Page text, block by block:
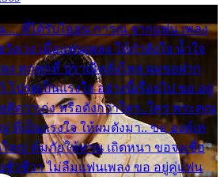
ที่ได้รับไออุ่น การุณ จากแฟน เพลง
งเวง เมื่อแฟนเพลง ให้กำลังใจ น้ำใจ
ง ทุกทุกที่ ปราณีหลั่งไหล ผมขอฝาก
โปรดเป็นแรงใจ อย่างนี้เรื่อยไป ขอ อยู่
คิดว่าเก่ง หรือดังกว่าใคร..ใคร พระคุณ
ที่เป็นแรงใจ ให้ผมดังมา.. ขอ องค์เท
หญ่ คุ้มภัยให้ท่าน เถิดหนา ขอจงเชื่อ
บชั่วชีวา ไม่ลืมแฟนเพลง ขอ อยู่คู่แฟน